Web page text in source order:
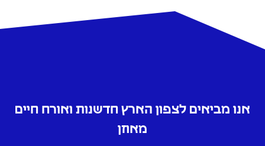
אנו מביאים לצפון הארץ חדשנות ואורח חיים
מאוזן